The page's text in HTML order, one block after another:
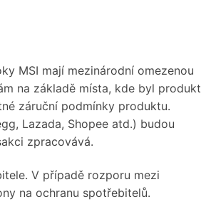
MSI mají mezinárodní omezenou
na základě místa, kde byl produkt
záruční podmínky produktu.
Lazada, Shopee atd.) budou
zpracovává.
V případě rozporu mezi
na ochranu spotřebitelů.